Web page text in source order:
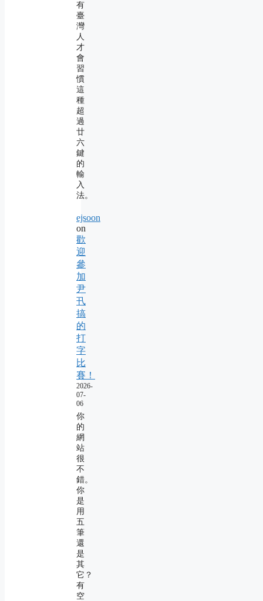
有
臺
灣
人
才
會
習
慣
這
種
超
過
廿
六
鍵
的
輸
入
法。
ejsoon
on
歡
迎
參
加
尹
卂
搞
的
打
字
比
賽！
2026-
07-
06
你
的
網
站
很
不
錯。
你
是
用
五
筆
還
是
其
它？
有
空